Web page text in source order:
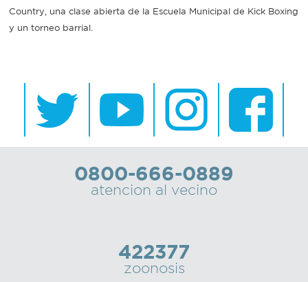
Country, una clase abierta de la Escuela Municipal de Kick Boxing
y un torneo barrial.
0800-666-0889
atencion al vecino
422377
zoonosis